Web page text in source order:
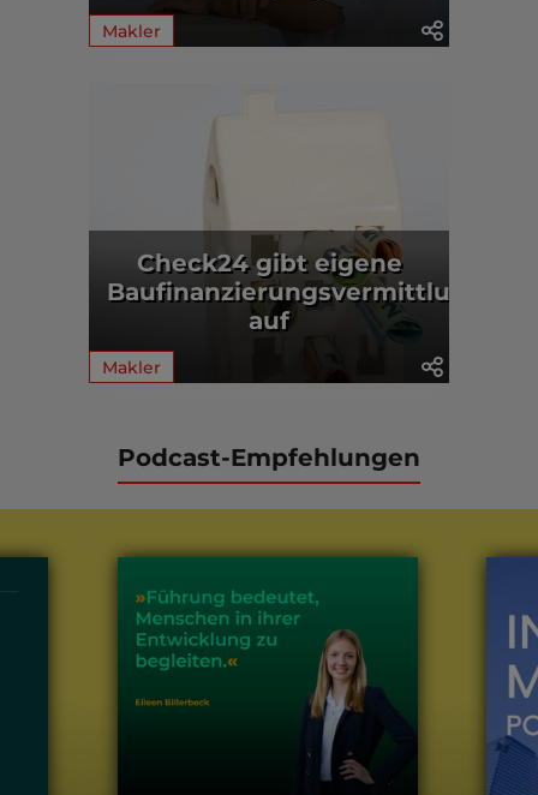
Makler
Check24 gibt eigene
Baufinanzierungsvermittlung
auf
Makler
Podcast-Empfehlungen